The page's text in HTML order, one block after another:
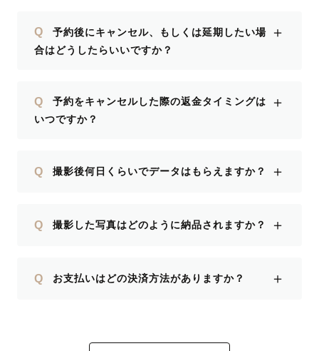
Q
予約後にキャンセル、もしくは延期したい場
合はどうしたらいいですか？
＋
Q
予約をキャンセルした際の返金タイミングは
いつですか？
＋
Q 撮影後何日くらいでデータはもらえますか？ ＋
Q 撮影した写真はどのように納品されますか？ ＋
Q お支払いはどの決済方法がありますか？ ＋